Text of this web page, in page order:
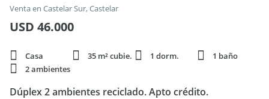
Venta en Castelar Sur, Castelar
USD 46.000
Casa 35 m² cubie. 1 dorm.
1 baño
2 ambientes
Dúplex 2 ambientes reciclado. Apto crédito.